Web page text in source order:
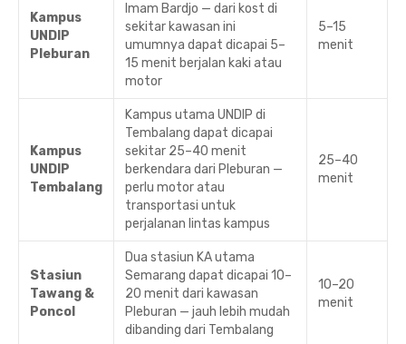
Kampus
UNDIP
Pleburan
Imam Bardjo — dari kost di
sekitar kawasan ini
umumnya dapat dicapai 5–
15 menit berjalan kaki atau
motor
5–15
menit
Kampus
UNDIP
Tembalang
Kampus utama UNDIP di
Tembalang dapat dicapai
sekitar 25–40 menit
berkendara dari Pleburan —
perlu motor atau
transportasi untuk
perjalanan lintas kampus
25–40
menit
Stasiun
Tawang &
Poncol
Dua stasiun KA utama
Semarang dapat dicapai 10–
20 menit dari kawasan
Pleburan — jauh lebih mudah
dibanding dari Tembalang
10–20
menit